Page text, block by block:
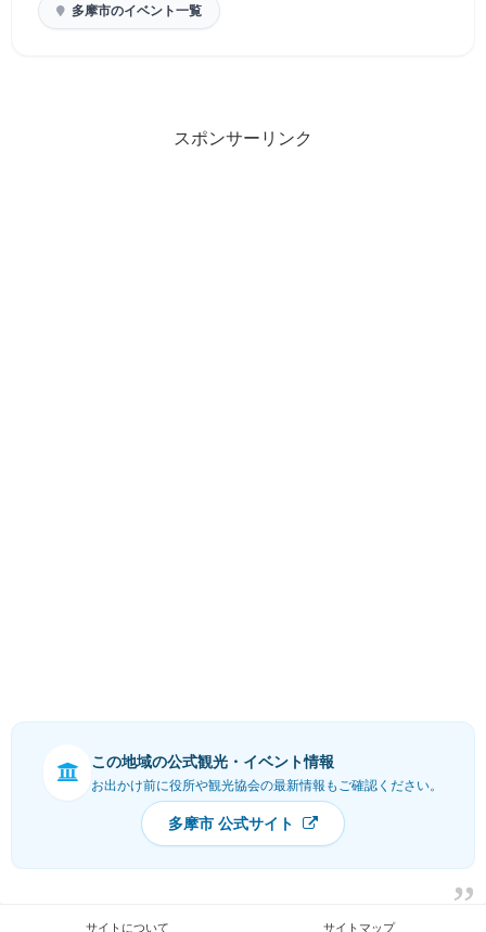
多摩市のイベント一覧
スポンサーリンク
この地域の公式観光・イベント情報
お出かけ前に役所や観光協会の最新情報もご確認ください。
多摩市 公式サイト
サイトについて サイトマップ